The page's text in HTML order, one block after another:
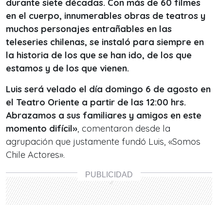
durante siete décadas. Con más de 60 filmes
en el cuerpo, innumerables obras de teatros y
muchos personajes entrañables en las
teleseries chilenas, se instaló para siempre en
la historia de los que se han ido, de los que
estamos y de los que vienen.
Luis será velado el día domingo 6 de agosto en
el Teatro Oriente a partir de las 12:00 hrs.
Abrazamos a sus familiares y amigos en este
momento difícil», comentaron desde la
agrupación que justamente fundó Luis, «Somos
Chile Actores».